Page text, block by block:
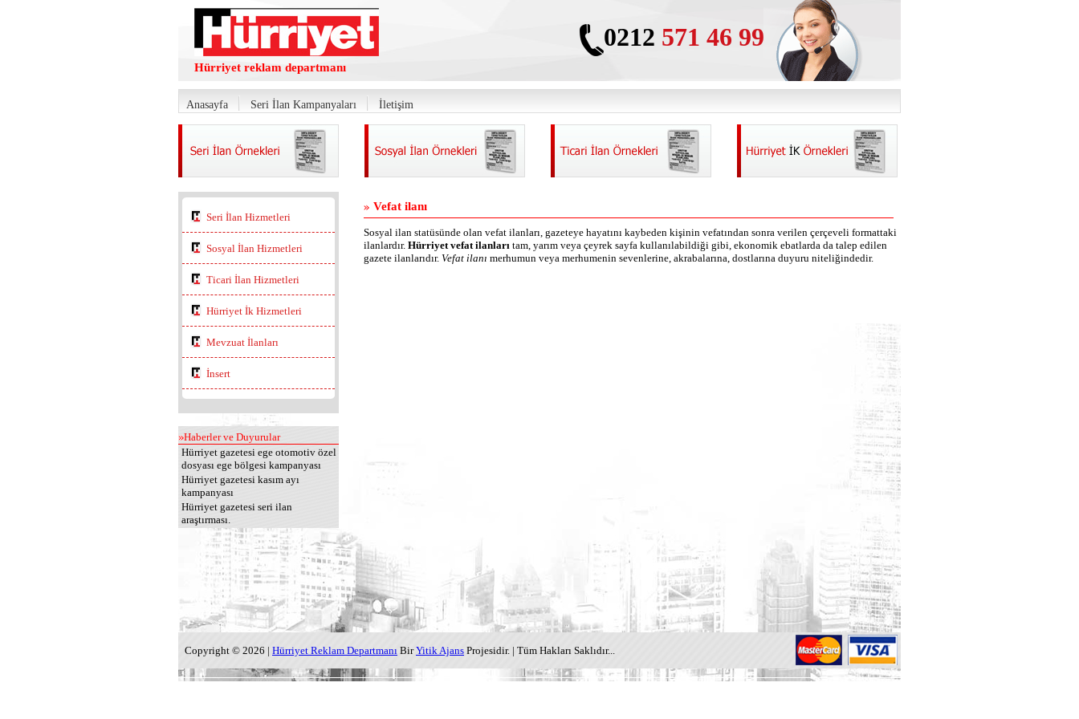
Hürriyet reklam departmanı
0212 571 46 99
Anasayfa Seri İlan Kampanyaları İletişim
Seri İlan Hizmetleri
Sosyal İlan Hizmetleri
Ticari İlan Hizmetleri
Hürriyet İk Hizmetleri
Mevzuat İlanları
İnsert
Haberler ve Duyurular
Hürriyet gazetesi ege otomotiv özel
dosyası ege bölgesi kampanyası
Hürriyet gazetesi kasım ayı
kampanyası
Hürriyet gazetesi seri ilan
araştırması.
Vefat ilanı
Sosyal ilan statüsünde olan vefat ilanları, gazeteye hayatını kaybeden kişinin vefatından sonra verilen çerçeveli formattaki
ilanlardır. Hürriyet vefat ilanları tam, yarım veya çeyrek sayfa kullanılabildiği gibi, ekonomik ebatlarda da talep edilen
gazete ilanlarıdır. Vefat ilanı merhumun veya merhumenin sevenlerine, akrabalarına, dostlarına duyuru niteliğindedir.
Copyright © 2026 | Hürriyet Reklam Departmanı BirYitik Ajans Projesidir. | Tüm Hakları Saklıdır...